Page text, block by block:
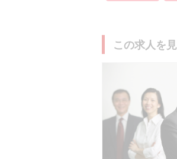
この求人を